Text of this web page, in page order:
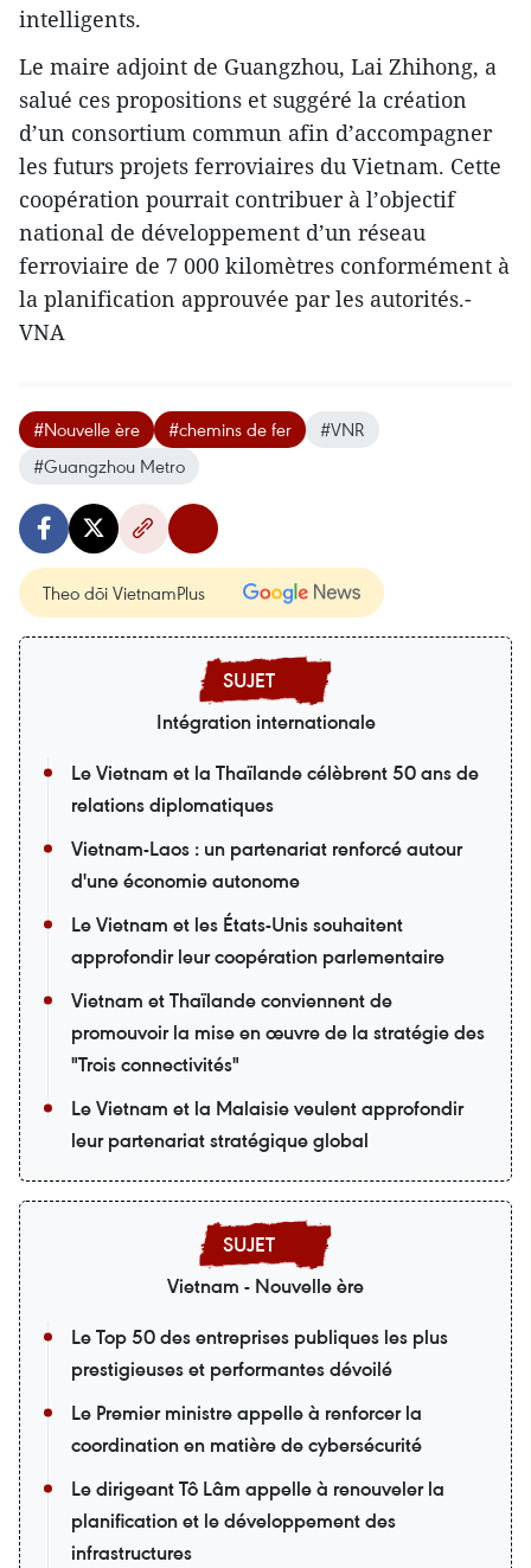
intelligents.
Le maire adjoint de Guangzhou, Lai Zhihong, a
salué ces propositions et suggéré la création
d’un consortium commun afin d’accompagner
les futurs projets ferroviaires du Vietnam. Cette
coopération pourrait contribuer à l’objectif
national de développement d’un réseau
ferroviaire de 7 000 kilomètres conformément à
la planification approuvée par les autorités.-
VNA
#Nouvelle ère #chemins de fer
#VNR
#Guangzhou Metro
Theo dõi VietnamPlus
Intégration internationale
Le Vietnam et la Thaïlande célèbrent 50 ans de
relations diplomatiques
Vietnam-Laos : un partenariat renforcé autour
d'une économie autonome
Le Vietnam et les États-Unis souhaitent
approfondir leur coopération parlementaire
Vietnam et Thaïlande conviennent de
promouvoir la mise en œuvre de la stratégie des
"Trois connectivités"
Le Vietnam et la Malaisie veulent approfondir
leur partenariat stratégique global
Vietnam - Nouvelle ère
Le Top 50 des entreprises publiques les plus
prestigieuses et performantes dévoilé
Le Premier ministre appelle à renforcer la
coordination en matière de cybersécurité
Le dirigeant Tô Lâm appelle à renouveler la
planification et le développement des
infrastructures